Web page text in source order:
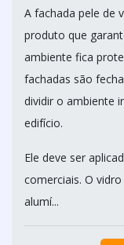
A fachada pele de
produto que
ambiente fica
fachadas são
dividir o ambiente
edifício.
Ele deve ser
comerciais. O
alumí...